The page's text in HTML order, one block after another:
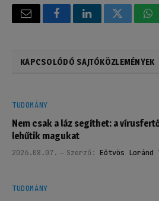
Email FacebookLinkedInTwitter
KAPCSOLÓDÓ SAJTÓKÖZLEMÉNYEK
TUDOMÁNY
Nem csak a láz segíthet: a
lehűtik magukat
2026.08.07. Szerző: Eötvös Loránd
TUDOMÁNY